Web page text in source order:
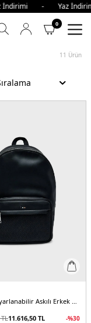
- Yaz
0
11 Ürün
Logolu Ayarlanabilir Askılı Erkek Sırt Çantası
TL11.616,50 TL -%30